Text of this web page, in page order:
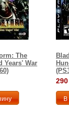
The
Years' War
290